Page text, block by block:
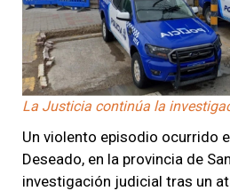
La Justicia continúa la
Un violento episodio ocurrido
Deseado, en la provincia de
investigación judicial tras un